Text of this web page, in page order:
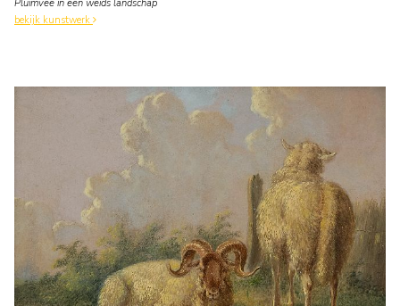
Pluimvee in een weids landschap
bekijk kunstwerk